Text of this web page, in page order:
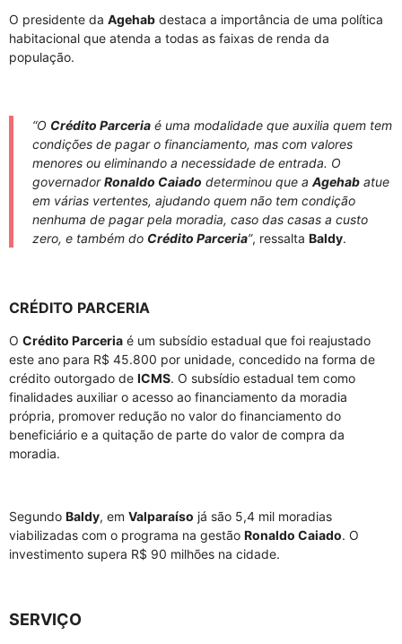
O presidente da Agehab destaca a importância de uma política
habitacional que atenda a todas as faixas de renda da
população.
“O Crédito Parceria é uma modalidade que auxilia quem tem
condições de pagar o financiamento, mas com valores
menores ou eliminando a necessidade de entrada. O
governadorRonaldo Caiado determinou que a Agehab atue
em várias vertentes, ajudando quem não tem condição
nenhuma de pagar pela moradia, caso das casas a custo
zero, e também do Crédito Parceria”, ressalta Baldy.
CRÉDITO PARCERIA
O Crédito Parceria é um subsídio estadual que foi reajustado
este ano para R$ 45.800 por unidade, concedido na forma de
crédito outorgado de ICMS. O subsídio estadual tem como
finalidades auxiliar o acesso ao financiamento da moradia
própria, promover redução no valor do financiamento do
beneficiário e a quitação de parte do valor de compra da
moradia.
Segundo Baldy, em Valparaíso já são 5,4 mil moradias
viabilizadas com o programa na gestão Ronaldo Caiado. O
investimento supera R$ 90 milhões na cidade.
SERVIÇO